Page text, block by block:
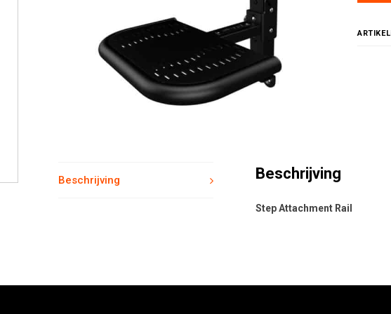
Beschrijving Beschrijving
Step Attachment Rail